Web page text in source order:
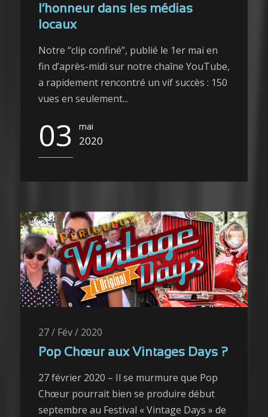
l’honneur dans les médias
locaux
Notre “clip confiné”, publié le 1er mai en
fin d’après-midi sur notre chaîne YouTube,
a rapidement rencontré un vif succès : 150
vues en seulement...
03 mai
2020
27 / Fév / 2020
Pop Chœur aux Vintages Days ?
27 février 2020 – Il se murmure que Pop
Chœur pourrait bien se produire début
septembre au Festival « Vintage Days » de